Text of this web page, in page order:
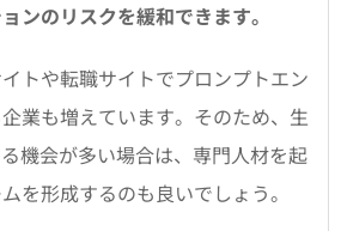
ンのリスクを緩和できます。
トや転職サイトでプロンプトエン
業も増えています。そのため、生
機会が多い場合は、専門人材を起
を形成するのも良いでしょう。